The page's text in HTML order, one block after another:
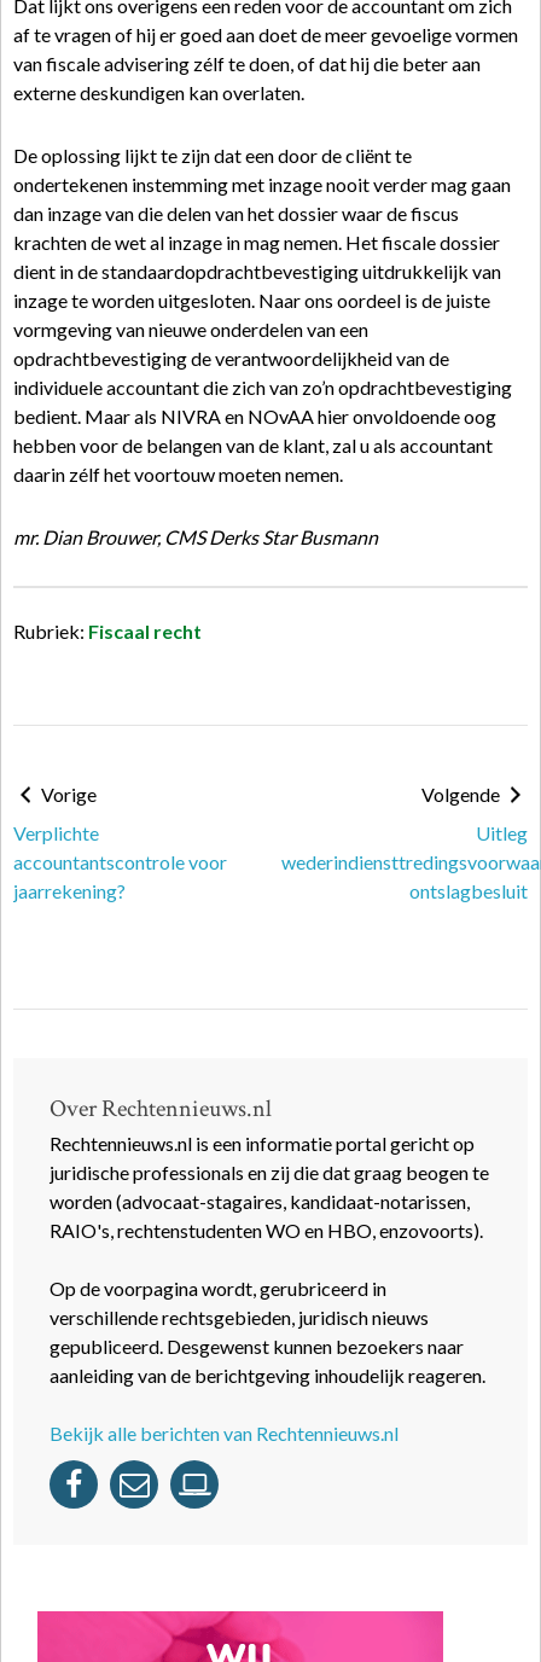
Dat lijkt ons overigens een reden voor de accountant om zich
af te vragen of hij er goed aan doet de meer gevoelige vormen
van fiscale advisering zélf te doen, of dat hij die beter aan
externe deskundigen kan overlaten.
De oplossing lijkt te zijn dat een door de cliënt te
ondertekenen instemming met inzage nooit verder mag gaan
dan inzage van die delen van het dossier waar de fiscus
krachten de wet al inzage in mag nemen. Het fiscale dossier
dient in de standaardopdrachtbevestiging uitdrukkelijk van
inzage te worden uitgesloten. Naar ons oordeel is de juiste
vormgeving van nieuwe onderdelen van een
opdrachtbevestiging de verantwoordelijkheid van de
individuele accountant die zich van zo’n opdrachtbevestiging
bedient. Maar als NIVRA en NOvAA hier onvoldoende oog
hebben voor de belangen van de klant, zal u als accountant
daarin zélf het voortouw moeten nemen.
mr. Dian Brouwer, CMS Derks Star Busmann
Rubriek: Fiscaal recht
Vorige
Verplichte
accountantscontrole voor
jaarrekening?
Volgende
Uitleg
ontslagbesluit
Over Rechtennieuws.nl
Rechtennieuws.nl is een informatie portal gericht op
juridische professionals en zij die dat graag beogen te
worden (advocaat-stagaires, kandidaat-notarissen,
RAIO's, rechtenstudenten WO en HBO, enzovoorts).
Op de voorpagina wordt, gerubriceerd in
verschillende rechtsgebieden, juridisch nieuws
gepubliceerd. Desgewenst kunnen bezoekers naar
aanleiding van de berichtgeving inhoudelijk reageren.
Bekijk alle berichten van Rechtennieuws.nl